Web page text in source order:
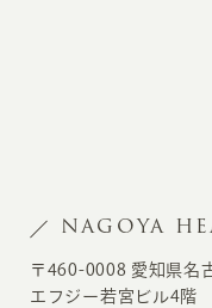
NAGOYA
〒460-0008 愛知県名
エフジー若宮ビル4階